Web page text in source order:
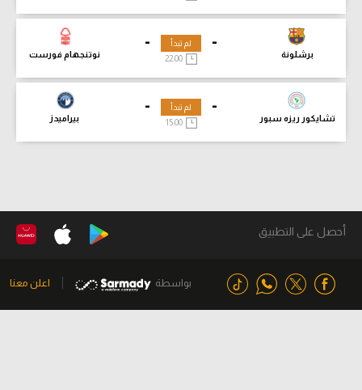
-
برشلونة
-
نوتنجهام فورست
لم تبدأ
-
تشايكور ريزه سبور
-
بيراميدز
لم تبدأ
15:00
أحصل على التطبيق
بواسطة اعلن معنا